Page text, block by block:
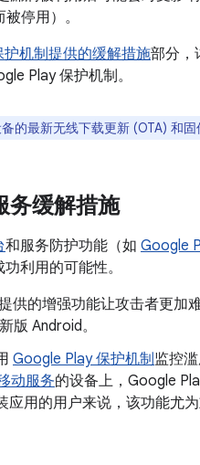
停用）。
机制提供的缓解措施部分，
Play 保护机制。
的最新无线下载更新 (OTA) 和
缓解措施
和服务防护功能（如 Google
利用的可能性。
供的增强功能让攻击者更加
版 Android。
Google Play 保护机制监控
动服务的设备上，Google
用的用户来说，该功能尤为